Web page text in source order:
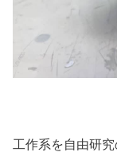
工作系を自由研